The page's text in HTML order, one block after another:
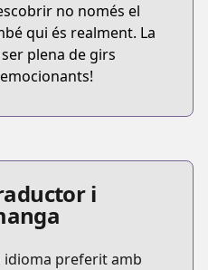
no només el
qui és realment. La
plena de girs
i
idioma preferit amb